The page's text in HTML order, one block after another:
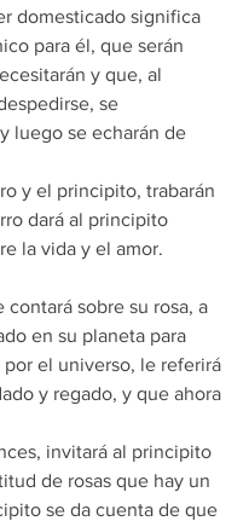
domesticado significa
para él, que serán
y que, al
se
luego se echarán de
y el principito, trabarán
dará al principito
la vida y el amor.
contará sobre su rosa, a
en su planeta para
por el universo, le referirá
y regado, y que ahora
invitará al principito
de rosas que hay un
se da cuenta de que